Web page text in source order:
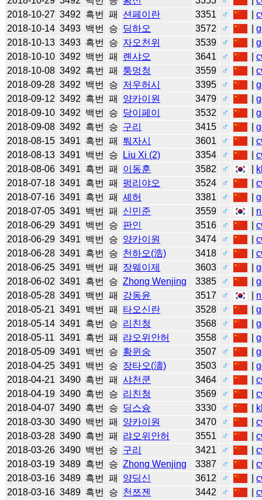
2018-10-27 3492 흑번 패 션페이란 3351 ♂ |
2018-10-14 3493 백번 승 딩하오 3572 ♂ |
2018-10-13 3493 흑번 승 자오천위 3539 ♂ |
2018-10-10 3492 백번 패 롄샤오 3641 ♂ |
2018-10-08 3492 흑번 패 퉁멍청 3559 ♂ |
2018-09-28 3492 백번 승 저우허시 3395 ♂ |
2018-09-12 3492 흑번 패 양카이원 3479 ♂ |
2018-09-10 3492 백번 승 당이페이 3532 ♂ |
2018-09-08 3492 흑번 승 구리 3415 ♂ |
2018-08-15 3491 흑번 패 퉈자시 3601 ♂ |
2018-08-13 3491 백번 승 Liu Xi (2) 3354 ♂ |
2018-08-06 3491 흑번 패 이동훈 3582 ♂
2018-07-18 3491 흑번 패 펑리야오 3524 ♂ |
2018-07-16 3491 흑번 패 셰허 3381 ♂ |
2018-07-05 3491 백번 패 신민준 3559 ♂
2018-06-29 3491 백번 승 판인 3516 ♂ |
2018-06-29 3491 백번 승 양카이원 3474 ♂ |
2018-06-28 3491 흑번 승 천하오(浩) 3418 ♂ |
2018-06-25 3491 백번 패 장웨이제 3603 ♂ |
2018-06-02 3491 흑번 승 Zhong Wenjing 3385 ♂ |
2018-05-28 3491 백번 패 강동윤 3517 ♂
2018-05-21 3491 백번 패 타오신란 3528 ♂ |
2018-05-14 3491 흑번 승 리친청 3568 ♂ |
2018-05-11 3491 흑번 패 랴오위안허 3558 ♂ |
2018-05-09 3491 백번 승 황윈숭 3507 ♂ |
2018-04-25 3491 백번 승 장타오(濤) 3503 ♂ |
2018-04-21 3490 흑번 패 샤천쿤 3464 ♂ |
2018-04-19 3490 흑번 승 리친청 3569 ♂ |
2018-04-07 3490 흑번 승 딩스슝 3330 ♂
2018-03-30 3490 백번 패 양카이원 3470 ♂ |
2018-03-28 3490 흑번 패 랴오위안허 3551 ♂ |
2018-03-26 3490 백번 승 구리 3421 ♂ |
2018-03-19 3489 흑번 승 Zhong Wenjing 3387 ♂ |
2018-03-16 3489 흑번 패 양딩신 3612 ♂ |
2018-03-16 3489 흑번 승 천쯔젠 3442 ♂ |